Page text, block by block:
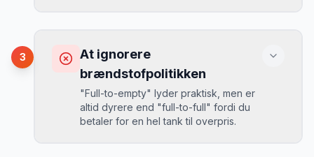
MJ
Mikkels erfaring
“I august 2024 så jeg priserne i Sintra
stige fra 189 kr/dag til 349 kr/dag på
bare 2 uger. Book tidligt! ”
Ved selv en mindre skade kan du blive
opkrævet tusindvis af kroner.
Løsning
Book altid med fuld kaskoforsikring uden
3
At ignorere
brændstofpolitikken
"Full-to-empty" lyder praktisk, men er
altid dyrere end "full-to-full" fordi du
betaler for en hel tank til overpris.